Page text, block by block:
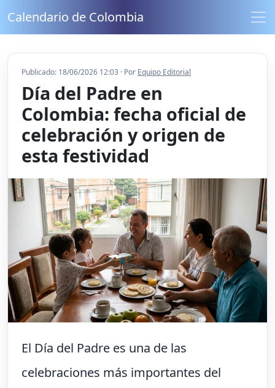
Calendario de Colombia
Publicado: 18/06/2026 12:03 · Por Equipo Editorial
Día del Padre en
Colombia: fecha oficial de
celebración y origen de
esta festividad
El Día del Padre es una de las
celebraciones más importantes del